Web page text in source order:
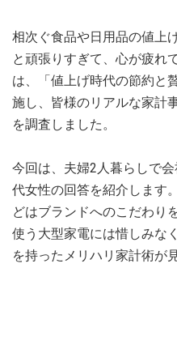
相次ぐ食品や日用品の値上
と頑張りすぎて、心が疲れ
は、「値上げ時代の節約と
施し、皆様のリアルな家計
を調査しました。
今回は、夫婦2人暮らしで
代女性の回答を紹介します
どはブランドへのこだわり
使う大型家電には惜しみな
を持ったメリハリ家計術が